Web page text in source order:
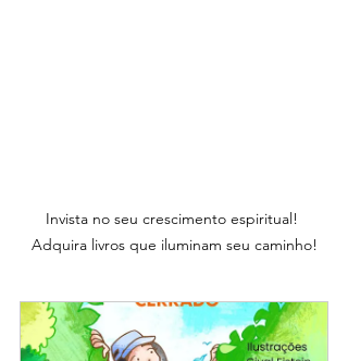
Invista no seu crescimento espiritual!
Adquira livros que iluminam seu caminho!